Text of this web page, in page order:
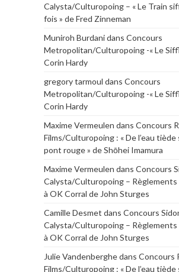
Calysta/Culturopoing – « Le Train
fois » de Fred Zinneman
Muniroh Burdanidans Concours
Metropolitan/Culturopoing -« Le
Corin Hardy
gregory tarmoul dans Concours
Metropolitan/Culturopoing -« Le
Corin Hardy
Maxime Vermeulen dans Concours
Films/Culturopoing : « De l’eau tiède
pont rouge » de Shōhei Imamura
Maxime Vermeulen dans Concours
Calysta/Culturopoing –
à OK Corral de John Sturges
Camille Desmet dans Concours
Calysta/Culturopoing –
à OK Corral de John Sturges
Julie Vandenberghedans Concours
Films/Culturopoing : « De l’eau tiède